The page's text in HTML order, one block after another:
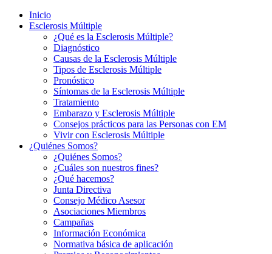
Inicio
Esclerosis Múltiple
¿Qué es la Esclerosis Múltiple?
Diagnóstico
Causas de la Esclerosis Múltiple
Tipos de Esclerosis Múltiple
Pronóstico
Síntomas de la Esclerosis Múltiple
Tratamiento
Embarazo y Esclerosis Múltiple
Consejos prácticos para las Personas con EM
Vivir con Esclerosis Múltiple
¿Quiénes Somos?
¿Quiénes Somos?
¿Cuáles son nuestros fines?
¿Qué hacemos?
Junta Directiva
Consejo Médico Asesor
Asociaciones Miembros
Campañas
Información Económica
Normativa básica de aplicación